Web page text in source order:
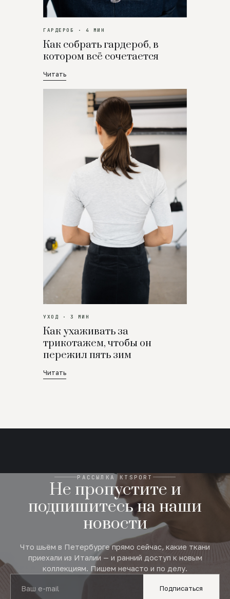
ГАРДЕРОБ · 4 МИН
Как собрать гардероб, в
котором всё сочетается
Читать
УХОД · 3 МИН
Как ухаживать за
трикотажем, чтобы он
пережил пять зим
Читать
РАССЫЛКА KTSPORT
Не пропустите и
подпишитесь на наши
новости
Что шьём в Петербурге прямо сейчас, какие ткани
приехали из Италии — и ранний доступ к новым
коллекциям. Пишем нечасто и по делу.
Подписаться